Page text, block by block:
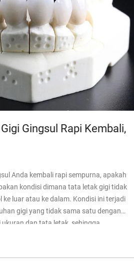
Gingsul Rapi Kembali,
Anda kembali rapi sempurna, apakah
kondisi dimana tata letak gigi tidak
ke luar atau ke dalam. Kondisi ini terjadi
gigi yang tidak sama satu dengan
dan tata letak, sehingga